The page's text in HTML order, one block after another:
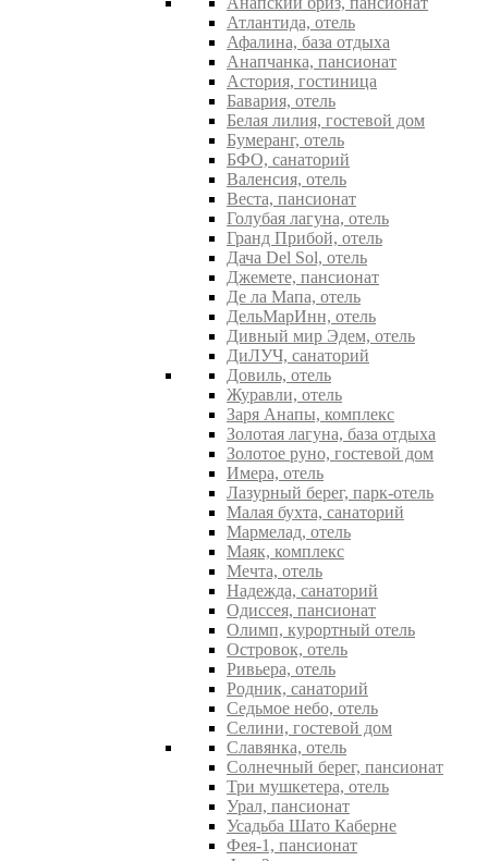
Атлантида, отель
Афалина, база отдыха
Анапчанка, пансионат
Астория, гостиница
Бавария, отель
Белая лилия, гостевой дом
Бумеранг, отель
БФО, санаторий
Валенсия, отель
Веста, пансионат
Голубая лагуна, отель
Гранд Прибой, отель
Дача Del Sol, отель
Джемете, пансионат
Де ла Мапа, отель
ДельМарИнн, отель
Дивный мир Эдем, отель
ДиЛУЧ, санаторий
Довиль, отель
Журавли, отель
Заря Анапы, комплекс
Золотая лагуна, база отдыха
Золотое руно, гостевой дом
Имера, отель
Лазурный берег, парк-отель
Малая бухта, санаторий
Мармелад, отель
Маяк, комплекс
Мечта, отель
Надежда, санаторий
Одиссея, пансионат
Олимп, курортный отель
Островок, отель
Ривьера, отель
Родник, санаторий
Седьмое небо, отель
Селини, гостевой дом
Славянка, отель
Солнечный берег, пансионат
Три мушкетера, отель
Урал, пансионат
Усадьба Шато Каберне
Фея-1, пансионат